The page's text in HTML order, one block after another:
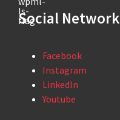
Social Network
Facebook
Instagram
LinkedIn
Youtube